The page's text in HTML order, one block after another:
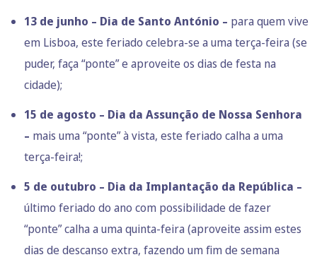
13 de junho – Dia de Santo António – para quem vive
em Lisboa, este feriado celebra-se a uma terça-feira (se
puder, faça “ponte” e aproveite os dias de festa na
cidade);
15 de agosto – Dia da Assunção de Nossa Senhora
– mais uma “ponte” à vista, este feriado calha a uma
terça-feira!;
5 de outubro – Dia da Implantação da República –
último feriado do ano com possibilidade de fazer
“ponte” calha a uma quinta-feira (aproveite assim estes
dias de descanso extra, fazendo um fim de semana